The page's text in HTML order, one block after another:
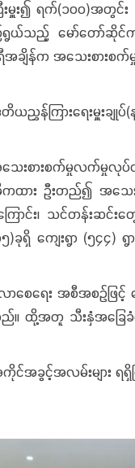
း၍ ရက်(၁၀၀)အတွင်
ရည်ရွယ်သည့် မော်တော်
န်က အသေးစားစက်မှု
ရေးမှူးချုပ်(နည်းပ
ားစက်မှုလက်မှုလုပ်ငန်
ထား ဦးတည်၍ အသေး
ောင်း၊ သင်တန်းဆင်
ကျေးရွာ (၅၄၄) ရွာ
စေရေး အစီအစဉ်ဖြ
။ ထို့အတူ သီးနှံအခြေ
အခွင့်အလမ်းများ ရ